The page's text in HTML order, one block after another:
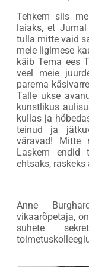
Tehkem siis
laiaks, et
tulla mitte vaid
meie ligimese
käib Tema ees
veel meie
parema
Talle ukse
kunstlikus
kullas ja
teinud ja
väravad! Mitte
Laskem endid
ehtsaks,
Anne
vikaarõpetaja,
suhete